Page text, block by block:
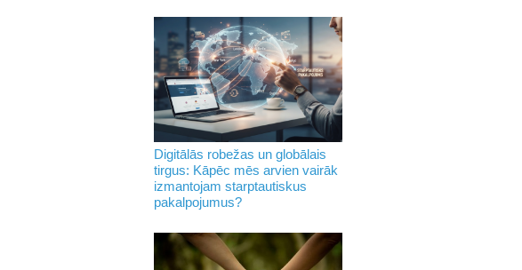
Digitālās robežas un globālais
tirgus: Kāpēc mēs arvien vairāk
izmantojam starptautiskus
pakalpojumus?